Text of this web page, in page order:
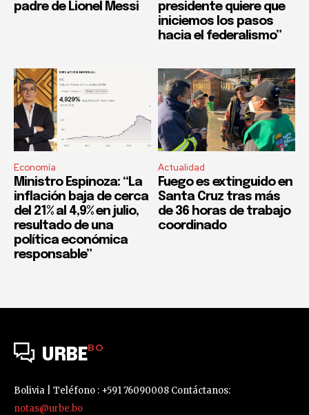
padre de Lionel Messi
presidente quiere que
iniciemos los pasos
hacia el federalismo”
Economía
Ministro Espinoza: “La
inflación baja de cerca
del 21% al 4,9% en julio,
resultado de una
política económica
responsable”
Actualidad
Fuego es extinguido en
Santa Cruz tras más
de 36 horas de trabajo
coordinado
URBEBO
Bolivia | Teléfono : +591 76090008 Contáctanos:
notas@urbe.bo